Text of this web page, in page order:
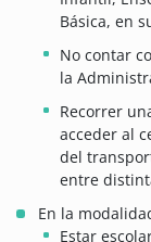
Básica, en
No contar
la
Recorrer
acceder al
del
entre
En la
Estar